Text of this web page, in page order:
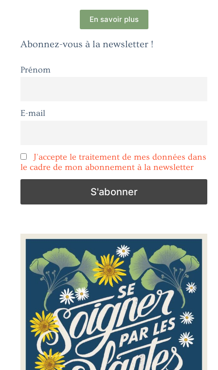
En savoir plus
Abonnez-vous à la newsletter !
Prénom
E-mail
J'accepte le traitement de mes données dans
le cadre de mon abonnement à la newsletter